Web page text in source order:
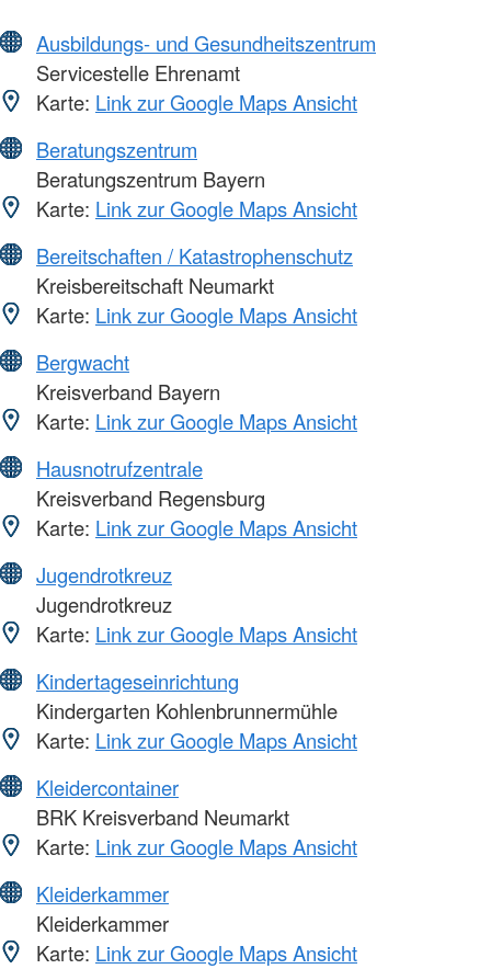
Ausbildungs- und Gesundheitszentrum
Servicestelle Ehrenamt
Karte: Link zur Google Maps Ansicht
Beratungszentrum
Beratungszentrum Bayern
Karte: Link zur Google Maps Ansicht
Bereitschaften / Katastrophenschutz
Kreisbereitschaft Neumarkt
Karte: Link zur Google Maps Ansicht
Bergwacht
Kreisverband Bayern
Karte: Link zur Google Maps Ansicht
Hausnotrufzentrale
Kreisverband Regensburg
Karte: Link zur Google Maps Ansicht
Jugendrotkreuz
Jugendrotkreuz
Karte: Link zur Google Maps Ansicht
Kindertageseinrichtung
Kindergarten Kohlenbrunnermühle
Karte: Link zur Google Maps Ansicht
Kleidercontainer
BRK Kreisverband Neumarkt
Karte: Link zur Google Maps Ansicht
Kleiderkammer
Kleiderkammer
Karte: Link zur Google Maps Ansicht